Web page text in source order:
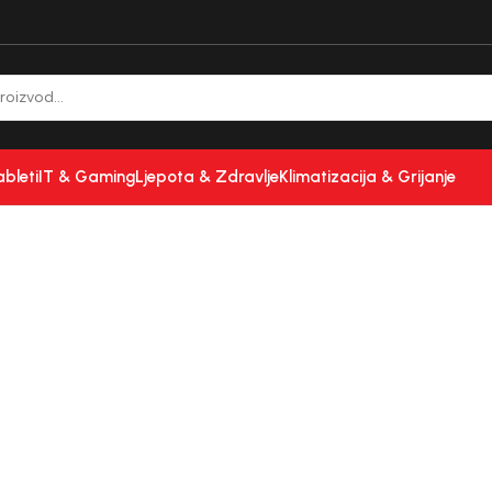
IT & GamingLjepota & ZdravljeKlimatizacija & Grijanje